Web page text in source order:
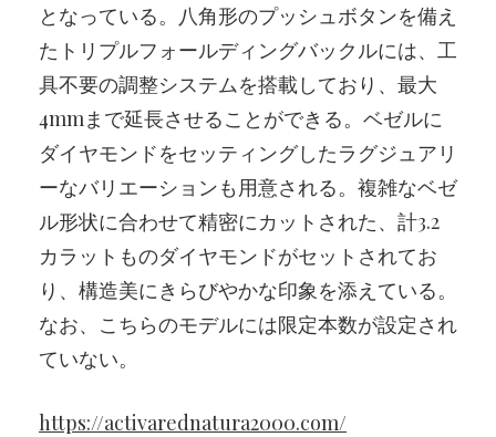
となっている。八角形のプッシュボタンを備え
たトリプルフォールディングバックルには、工
具不要の調整システムを搭載しており、最大
4mmまで延長させることができる。ベゼルに
ダイヤモンドをセッティングしたラグジュアリ
ーなバリエーションも用意される。複雑なベゼ
ル形状に合わせて精密にカットされた、計3.2
カラットものダイヤモンドがセットされてお
り、構造美にきらびやかな印象を添えている。
なお、こちらのモデルには限定本数が設定され
ていない。
https://activarednatura2000.com/